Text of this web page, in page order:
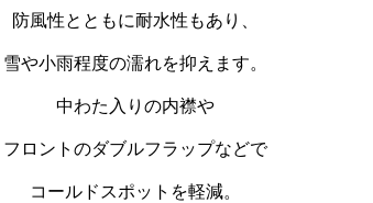
防風性とともに耐水性もあり、
雪や小雨程度の濡れを抑えます。
中わた入りの内襟や
フロントのダブルフラップなどで
コールドスポットを軽減。